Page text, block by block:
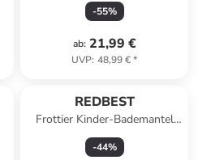
-55%
ab: 21,99 €
UVP: 48,99 €*
REDBEST
Frottier Kinder-Bademantel
mit Kapuze Chicago in
apfelgrün
-44%